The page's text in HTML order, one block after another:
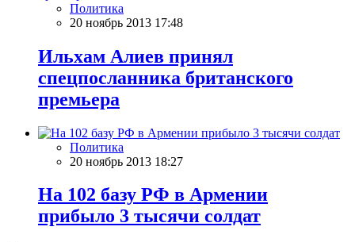
Политика
20 ноябрь 2013 17:48
Ильхам Алиев принял
спецпосланника британского
премьера
Политика
20 ноябрь 2013 18:27
На 102 базу РФ в Армении
прибыло 3 тысячи солдат